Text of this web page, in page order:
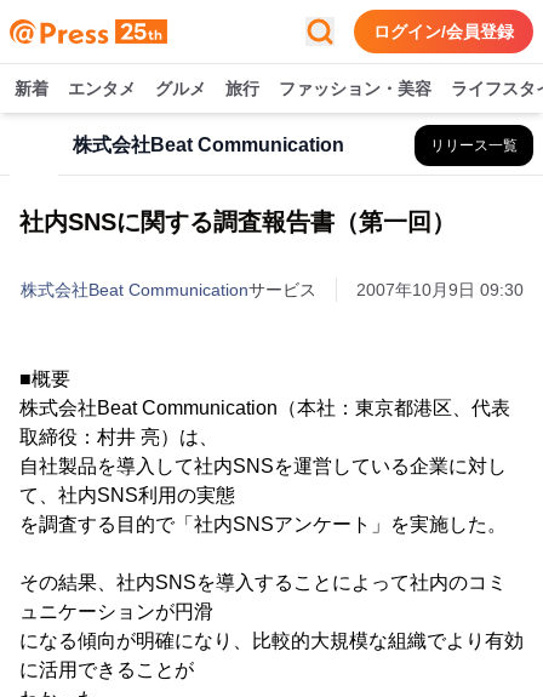
ログイン/会員登録
新着 エンタメ グルメ 旅行 ファッション・美容 ライフスタ
株式会社Beat Communication リリース一覧
社内SNSに関する調査報告書（第一回）
株式会社Beat Communicationサービス 2007年10月9日 09:30
■概要
株式会社Beat Communication（本社：東京都港区、代表
取締役：村井 亮）は、
自社製品を導入して社内SNSを運営している企業に対し
て、社内SNS利用の実態
を調査する目的で「社内SNSアンケート」を実施した。
その結果、社内SNSを導入することによって社内のコミ
ュニケーションが円滑
になる傾向が明確になり、比較的大規模な組織でより有効
に活用できることが